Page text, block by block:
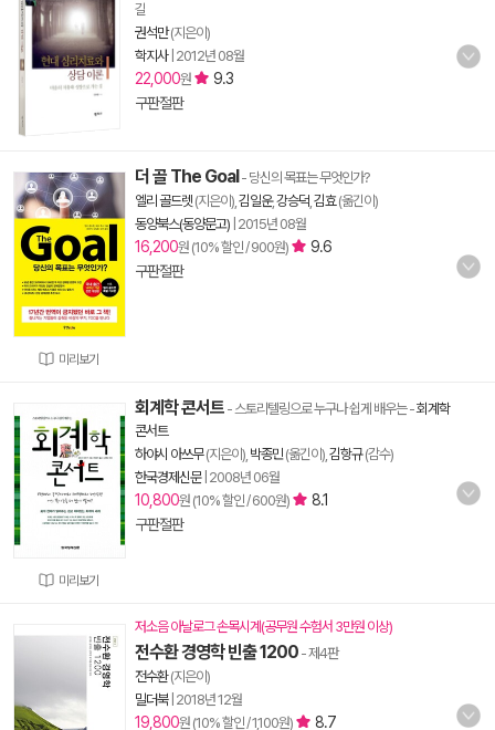
길
권석만(지은이)
학지사| 2012년 08월
22,000원
9.3
구판절판
미리보기
더 골 The Goal - 당신의 목표는 무엇인가?
엘리 골드렛 (지은이), 김일운,강승덕 김효(옮긴이)
동양북스(동양문고) 2015년 08월
16,200원 (10% 할인 / 900원)
9.6
구판절판
미리보기
회계학 콘서트 - 스토리텔링으로 누구나 쉽게 배우는-회계학
콘서트
하야시 아쓰무(지은이), 박종민(옮긴이), 김항규(감수)
한국경제신문| 2008년 06월
10,800원 (10% 할인 / 600원)
8.1
구판절판
저소음 아날로그 손목시계(공무원 수험서 3만원 이상)
전수환 경영학 빈출 1200 - 제4판
전수환(지은이)
밀더북| 2018년 12월
19,800원 (10% 할인 / 1,100원) 8.7